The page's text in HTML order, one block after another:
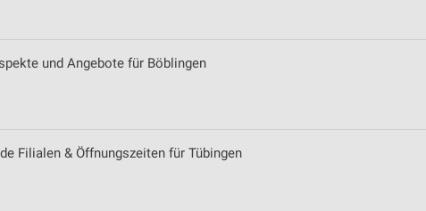
und Angebote für Böblingen
Filialen & Öffnungszeiten für Tübingen